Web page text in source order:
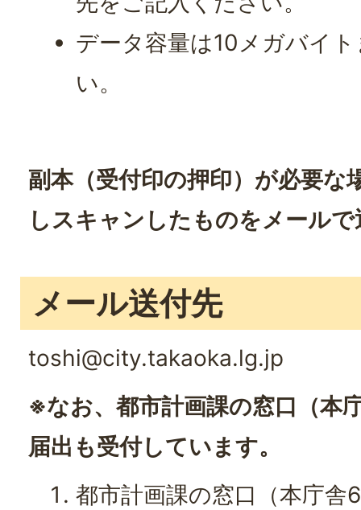
データ容量は10メガバイ
い。
副本（受付印の押印）が必要な
しスキャンしたものをメール
メール送付先
toshi@city.takaoka.lg.jp
※なお、都市計画課の窓口（本
届出も受付しています。
都市計画課の窓口（本庁舎